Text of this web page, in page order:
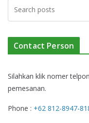
Contact Person
Silahkan klik nomer
pemesanan.
Phone : +62 812-8947-